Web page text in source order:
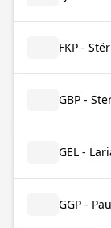
FKP -
GBP -
GEL -
GGP -